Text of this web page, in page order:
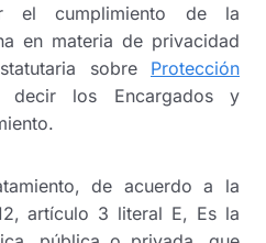
el cumplimiento de la
en materia de privacidad
sobre Protección
los Encargados y
de acuerdo a la
artículo 3 literal E, Es la